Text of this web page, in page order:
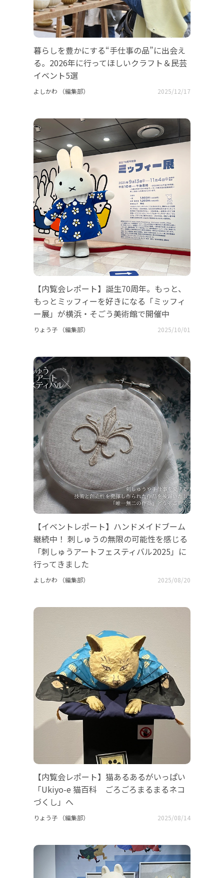
暮らしを豊かにする“手仕事の品”に出会え
る。2026年に行ってほしいクラフト＆民芸
イベント5選
よしかわ （編集部） 2025/12/17
【内覧会レポート】誕生70周年。もっと、
もっとミッフィーを好きになる「ミッフィ
ー展」が横浜・そごう美術館で開催中
りょう子 （編集部） 2025/10/01
【イベントレポート】ハンドメイドブーム
継続中！ 刺しゅうの無限の可能性を感じる
「刺しゅうアートフェスティバル2025」に
行ってきました
よしかわ （編集部） 2025/08/20
【内覧会レポート】猫あるあるがいっぱい
「Ukiyo-e 猫百科 ごろごろまるまるネコ
づくし」へ
りょう子 （編集部） 2025/08/14